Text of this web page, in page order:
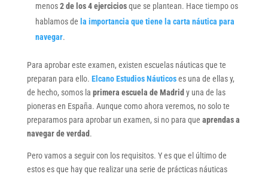
menos2 de los 4 ejerciciosque se plantean. Hace tiempo os
hablamos de la importancia que tiene la carta náutica para
navegar.
Para aprobar este examen, existen escuelas náuticas que te
preparan para ello. Elcano Estudios Náuticoses una de ellas y,
de hecho, somos la primera escuela de Madrid y una de las
pioneras en España. Aunque como ahora veremos, no solo te
preparamos para aprobar un examen, si no para que aprendas a
navegar de verdad.
Pero vamos a seguir con los requisitos. Y es que el último de
estos es que hay que realizar una serie de prácticas náuticas